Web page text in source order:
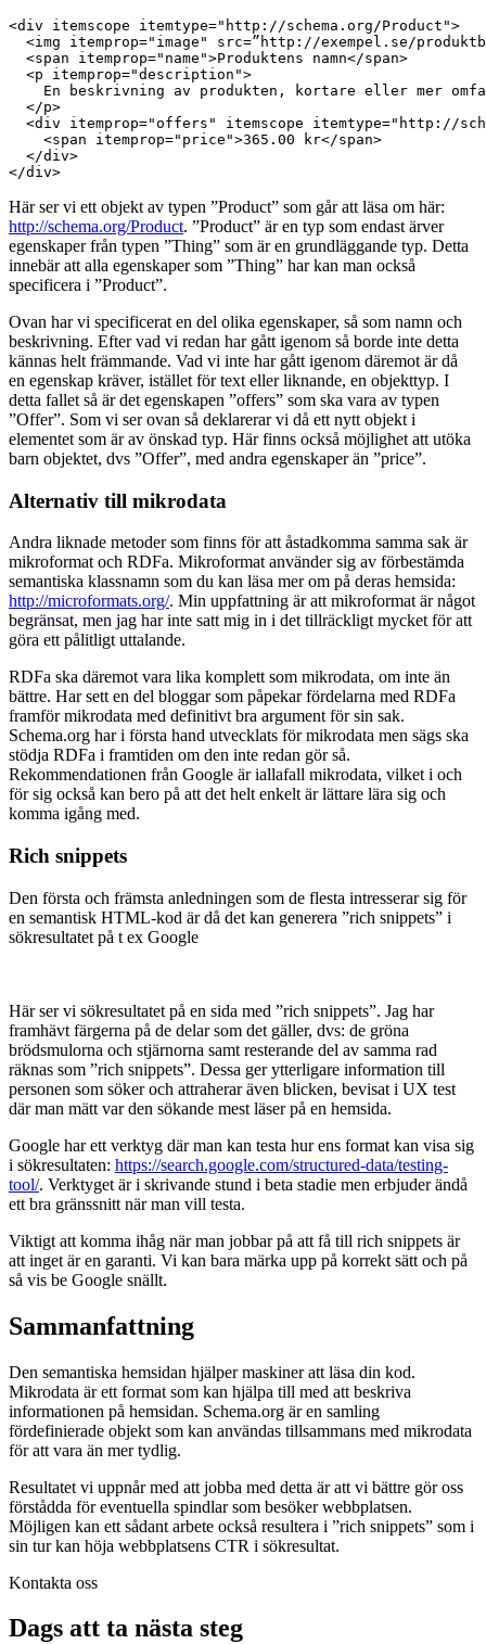
<div itemscope itemtype="http://schema.org/Product">
<img itemprop="image" src=”http://exempel.se/
  <span itemprop="name">Produktens namn</span>
  <p itemprop="description">
En beskrivning av produkten, kortare eller mer
  </p>
<div itemprop="offers" itemscope itemtype="http://
    <span itemprop="price">365.00 kr</span>
  </div>
</div>
Här ser vi ett objekt av typen ”Product” som går att läsa om här:
http://schema.org/Product. ”Product” är en typ som endast ärver
egenskaper från typen ”Thing” som är en grundläggande typ. Detta
innebär att alla egenskaper som ”Thing” har kan man också
specificera i ”Product”.
Ovan har vi specificerat en del olika egenskaper, så som namn och
beskrivning. Efter vad vi redan har gått igenom så borde inte detta
kännas helt främmande. Vad vi inte har gått igenom däremot är då
en egenskap kräver, istället för text eller liknande, en objekttyp. I
detta fallet så är det egenskapen ”offers” som ska vara av typen
”Offer”. Som vi ser ovan så deklarerar vi då ett nytt objekt i
elementet som är av önskad typ. Här finns också möjlighet att utöka
barn objektet, dvs ”Offer”, med andra egenskaper än ”price”.
Alternativ till mikrodata
Andra liknade metoder som finns för att åstadkomma samma sak är
mikroformat och RDFa. Mikroformat använder sig av förbestämda
semantiska klassnamn som du kan läsa mer om på deras hemsida:
http://microformats.org/. Min uppfattning är att mikroformat är något
begränsat, men jag har inte satt mig in i det tillräckligt mycket för att
göra ett pålitligt uttalande.
RDFa ska däremot vara lika komplett som mikrodata, om inte än
bättre. Har sett en del bloggar som påpekar fördelarna med RDFa
framför mikrodata med definitivt bra argument för sin sak.
Schema.org har i första hand utvecklats för mikrodata men sägs ska
stödja RDFa i framtiden om den inte redan gör så.
Rekommendationen från Google är iallafall mikrodata, vilket i och
för sig också kan bero på att det helt enkelt är lättare lära sig och
komma igång med.
Rich snippets
Den första och främsta anledningen som de flesta intresserar sig för
en semantisk HTML-kod är då det kan generera ”rich snippets” i
sökresultatet på t ex Google
Här ser vi sökresultatet på en sida med ”rich snippets”. Jag har
framhävt färgerna på de delar som det gäller, dvs: de gröna
brödsmulorna och stjärnorna samt resterande del av samma rad
räknas som ”rich snippets”. Dessa ger ytterligare information till
personen som söker och attraherar även blicken, bevisat i UX test
där man mätt var den sökande mest läser på en hemsida.
Google har ett verktyg där man kan testa hur ens format kan visa sig
i sökresultaten: https://search.google.com/structured-data/testing-
tool/. Verktyget är i skrivande stund i beta stadie men erbjuder ändå
ett bra gränssnitt när man vill testa.
Viktigt att komma ihåg när man jobbar på att få till rich snippets är
att inget är en garanti. Vi kan bara märka upp på korrekt sätt och på
så vis be Google snällt.
Sammanfattning
Den semantiska hemsidan hjälper maskiner att läsa din kod.
Mikrodata är ett format som kan hjälpa till med att beskriva
informationen på hemsidan. Schema.org är en samling
fördefinierade objekt som kan användas tillsammans med mikrodata
för att vara än mer tydlig.
Resultatet vi uppnår med att jobba med detta är att vi bättre gör oss
förstådda för eventuella spindlar som besöker webbplatsen.
Möjligen kan ett sådant arbete också resultera i ”rich snippets” som i
sin tur kan höja webbplatsens CTR i sökresultat.
Kontakta oss
Dags att ta nästa steg